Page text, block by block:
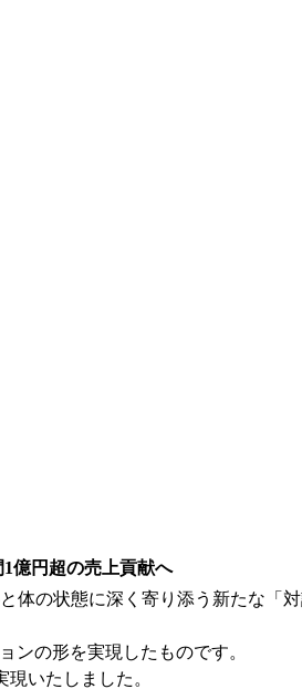
億円超の売上貢献へ
体の状態に深く寄り添う新たな「
ンの形を実現したものです。
いたしました。